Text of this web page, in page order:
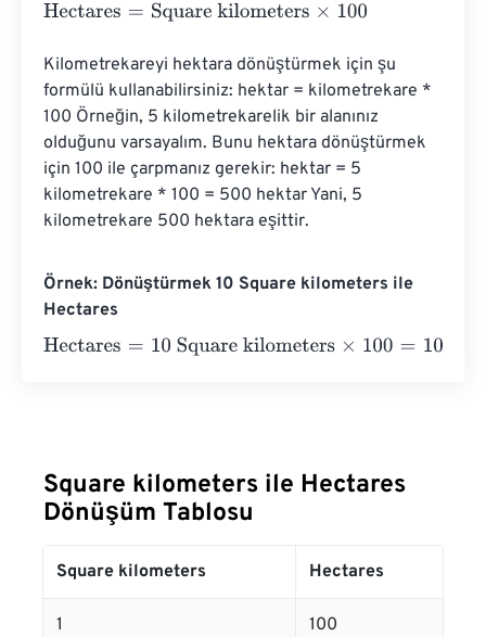
Hectares= Square kilometers×100
Kilometrekareyi hektara dönüştürmek için şu
formülü kullanabilirsiniz: hektar = kilometrekare *
100 Örneğin, 5 kilometrekarelik bir alanınız
olduğunu varsayalım. Bunu hektara dönüştürmek
için 100 ile çarpmanız gerekir: hektar = 5
kilometrekare * 100 = 500 hektar Yani, 5
kilometrekare 500 hektara eşittir.
Örnek: Dönüştürmek 10 Square kilometers ile
Hectares
Hectares= 10 Square kilometers×100= 1000 Hectares
Square kilometers ile Hectares
Dönüşüm Tablosu
Square kilometers Hectares
1 100